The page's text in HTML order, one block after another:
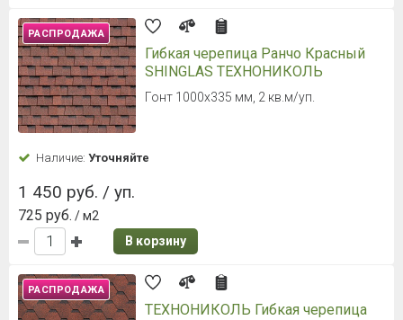
РАСПРОДАЖА
Гибкая черепица Ранчо Красный
SHINGLAS ТЕХНОНИКОЛЬ
Гонт 1000х335 мм, 2 кв.м/уп.
Наличие: Уточняйте
1 450 руб. / уп.
725 руб. / м2
В корзину
РАСПРОДАЖА
ТЕХНОНИКОЛЬ Гибкая черепица